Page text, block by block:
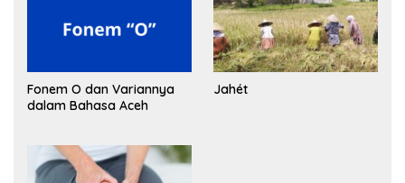
Fonem O dan Variannya
dalam Bahasa Aceh
Jahét